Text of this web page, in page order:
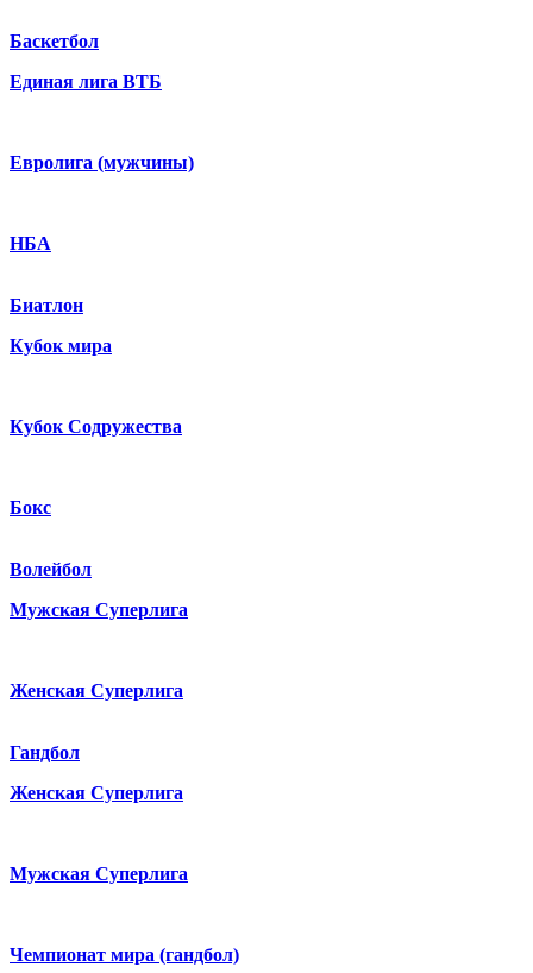
Баскетбол
Единая лига ВТБ
Евролига (мужчины)
НБА
Биатлон
Кубок мира
Кубок Содружества
Бокс
Волейбол
Мужская Суперлига
Женская Суперлига
Гандбол
Женская Суперлига
Мужская Суперлига
Чемпионат мира (гандбол)